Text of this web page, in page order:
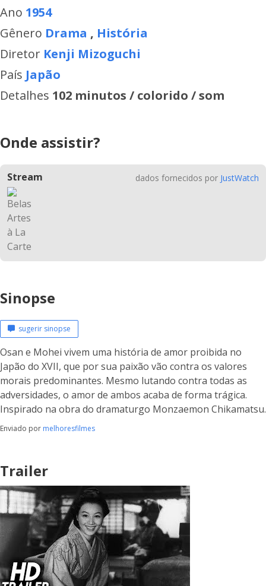
Ano 1954
Gênero Drama , História
Diretor Kenji Mizoguchi
País Japão
Detalhes 102 minutos / colorido / som
Onde assistir?
Stream dados fornecidos por JustWatch
Sinopse
sugerir sinopse
Osan e Mohei vivem uma história de amor proibida no
Japão do XVII, que por sua paixão vão contra os valores
morais predominantes. Mesmo lutando contra todas as
adversidades, o amor de ambos acaba de forma trágica.
Inspirado na obra do dramaturgo Monzaemon Chikamatsu.
Enviado por melhoresfilmes
Trailer